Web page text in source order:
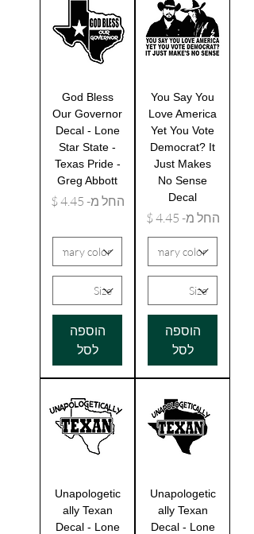
You Say You
Love America
Yet You Vote
Democrat? It
Just Makes
No Sense
Decal
החל מ-
מחיר מבצע
הוספה
לסל
God Bless
Our Governor
Decal - Lone
Star State -
Texas Pride -
Greg Abbott
החל מ-
מחיר מבצע
הוספה
לסל
Unapologetic
ally Texan
Decal - Lone
Unapologetic
ally Texan
Decal - Lone